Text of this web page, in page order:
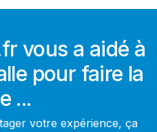
vous a aidé à
pour faire la
...
votre expérience, ça